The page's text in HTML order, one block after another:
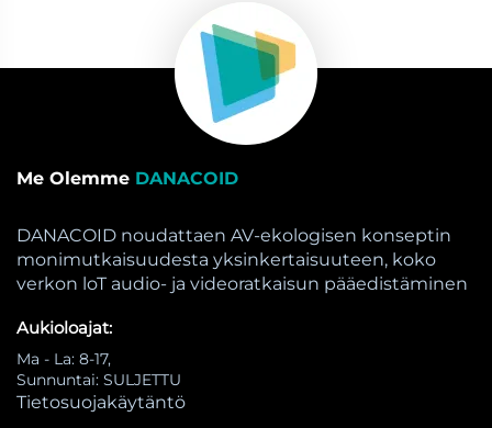
Me Olemme DANACOID
DANACOID noudattaen AV-ekologisen konseptin
monimutkaisuudesta yksinkertaisuuteen, koko
verkon loT audio- ja videoratkaisun pääedistäminen
Aukioloajat:
Ma - La: 8-17,
Sunnuntai: SULJETTU
Tietosuojakäytäntö